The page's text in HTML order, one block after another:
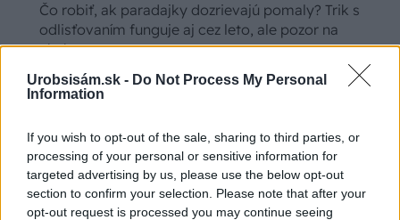
Urobsisám.sk - Do Not Process My Personal
Information
If you wish to opt-out of the sale, sharing to third parties, or
processing of your personal or sensitive information for
targeted advertising by us, please use the below opt-out
section to confirm your selection. Please note that after your
opt-out request is processed you may continue seeing
Čo robiť, ak paradajky dozrievajú pomaly? Trik s
odlisťovaním funguje aj cez leto, ale pozor na
chyby